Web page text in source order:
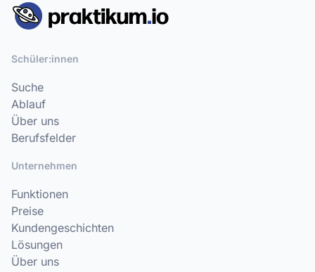
Schüler:innen
Suche
Ablauf
Über uns
Berufsfelder
Unternehmen
Funktionen
Preise
Kundengeschichten
Lösungen
Über uns